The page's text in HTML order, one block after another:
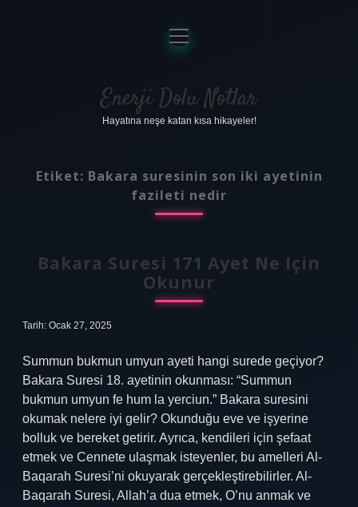
Anasayfa
Gizlilik Politikası
Yasal Uyarı
menüyü
aç
Enerji Dolu Notlar
Hayatına neşe katan kısa hikayeler!
Etiket: Bakara suresinin son iki ayetinin
fazileti nedir
Bakara Suresi 171 Ayet Ne Için
Okunur
Tarih: Ocak 27, 2025
Summun bukmun umyun ayeti hangi surede geçiyor?
Bakara Suresi 18. ayetinin okunması: “Summun
bukmun umyun fe hum la yerciun.” Bakara suresini
okumak nelere iyi gelir? Okunduğu eve ve işyerine
bolluk ve bereket getirir. Ayrıca, kendileri için şefaat
etmek ve Cennete ulaşmak isteyenler, bu amelleri Al-
Baqarah Suresi’ni okuyarak gerçekleştirebilirler. Al-
Baqarah Suresi, Allah’a dua etmek, O’nu anmak ve